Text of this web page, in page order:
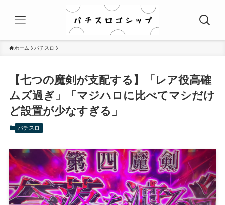
ホーム パチスロ
【七つの魔剣が支配する】「レア役高確
ムズ過ぎ」「マジハロに比べてマシだけ
ど設置が少なすぎる」
パチスロ